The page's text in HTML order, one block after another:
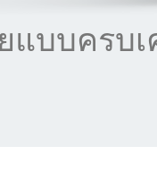
บบครบเ